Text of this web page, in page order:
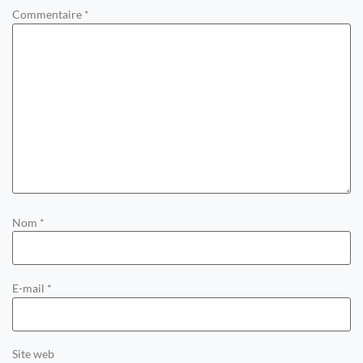
Commentaire *
Nom *
E-mail *
Site web